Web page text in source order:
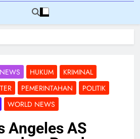
HUKUM
KRIMINAL
PEMERINTAHAN
POLITIK
WORLD NEWS
Angeles AS